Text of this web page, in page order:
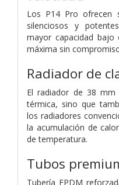
Los P14 Pro ofrecen
silenciosos y
mayor capacidad
máxima sin
Radiador de
El radiador de 38
térmica, sino que
los radiadores
la acumulación de
de temperatura.
Tubos
Tubería EPDM